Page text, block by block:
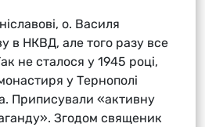
о. Василя
в НКВД, але того разу все
не сталося у 1945 році,
у Тернополі
Приписували «активну
Згодом священик